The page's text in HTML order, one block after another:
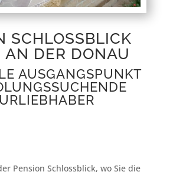
SCHLOSSBLICK
AN DER DONAU
AUSGANGSPUNKT
Pension Schlossblick, wo Sie die